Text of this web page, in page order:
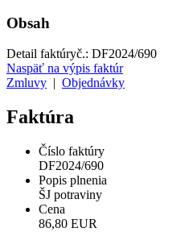
Obsah
Detail faktúryč.: DF2024/690
Naspäť na výpis faktúr
Zmluvy
Objednávky
Faktúra
Číslo faktúry
DF2024/690
Popis plnenia
ŠJ potraviny
Cena
86,80 EUR